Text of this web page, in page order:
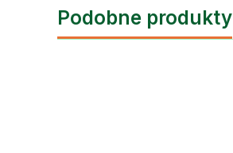
Podobne produkty